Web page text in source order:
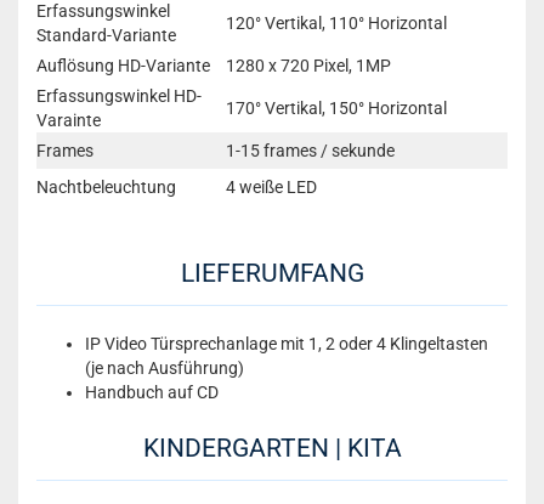
Erfassungswinkel
Standard-Variante
120° Vertikal, 110° Horizontal
Auflösung HD-Variante
1280 x 720 Pixel, 1MP
Erfassungswinkel HD-
Varainte
170° Vertikal, 150° Horizontal
Frames
1-15 frames / sekunde
Nachtbeleuchtung
4 weiße LED
LIEFERUMFANG
IP Video Türsprechanlage mit 1, 2 oder 4 Klingeltasten
(je nach Ausführung)
Handbuch auf CD
KINDERGARTEN | KITA